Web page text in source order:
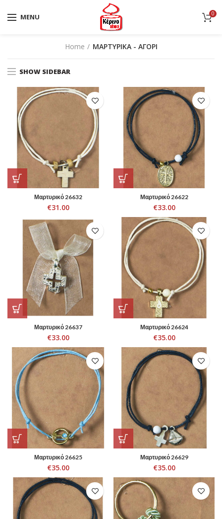
MENU 0
Home ΜΑΡΤΥΡΙΚΑ - ΑΓΟΡΙ
SHOW SIDEBAR
Μαρτυρικό 26632
€31.00
Μαρτυρικό 26622
€33.00
Μαρτυρικό 26637
€33.00
Μαρτυρικό 26624
€35.00
Μαρτυρικό 26625
€35.00
Μαρτυρικό 26629
€35.00